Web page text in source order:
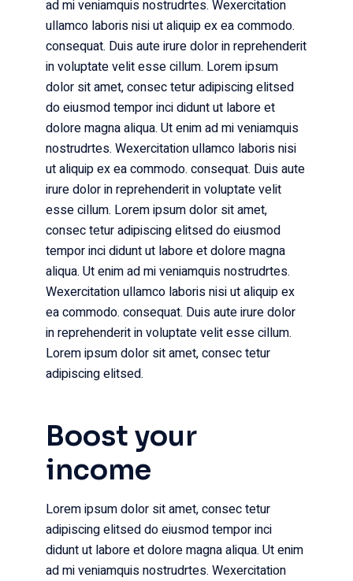
ad mi veniamquis nostrudrtes. Wexercitation
ullamco laboris nisi ut aliquip ex ea commodo.
consequat. Duis aute irure dolor in reprehenderit
in voluptate velit esse cillum. Lorem ipsum
dolor sit amet, consec tetur adipiscing elitsed
do eiusmod tempor inci didunt ut labore et
dolore magna aliqua. Ut enim ad mi veniamquis
nostrudrtes. Wexercitation ullamco laboris nisi
ut aliquip ex ea commodo. consequat. Duis aute
irure dolor in reprehenderit in voluptate velit
esse cillum. Lorem ipsum dolor sit amet,
consec tetur adipiscing elitsed do eiusmod
tempor inci didunt ut labore et dolore magna
aliqua. Ut enim ad mi veniamquis nostrudrtes.
Wexercitation ullamco laboris nisi ut aliquip ex
ea commodo. consequat. Duis aute irure dolor
in reprehenderit in voluptate velit esse cillum.
Lorem ipsum dolor sit amet, consec tetur
adipiscing elitsed.
Boost your
income
Lorem ipsum dolor sit amet, consec tetur
adipiscing elitsed do eiusmod tempor inci
didunt ut labore et dolore magna aliqua. Ut enim
ad mi veniamquis nostrudrtes. Wexercitation